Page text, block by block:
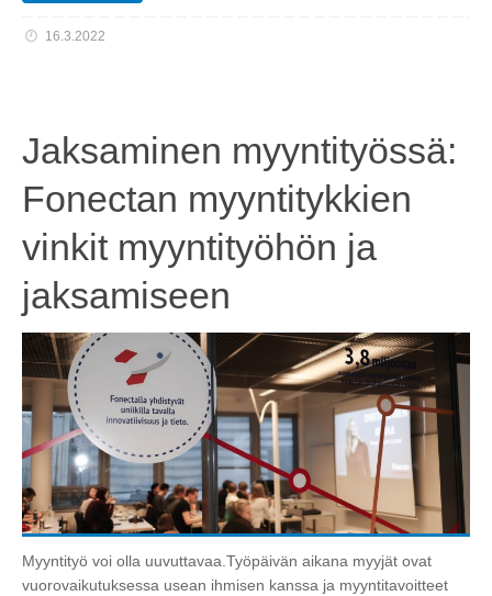
16.3.2022
Jaksaminen myyntityössä:
Fonectan myyntitykkien
vinkit myyntityöhön ja
jaksamiseen
Myyntityö voi olla uuvuttavaa.Työpäivän aikana myyjät ovat
vuorovaikutuksessa usean ihmisen kanssa ja myyntitavoitteet